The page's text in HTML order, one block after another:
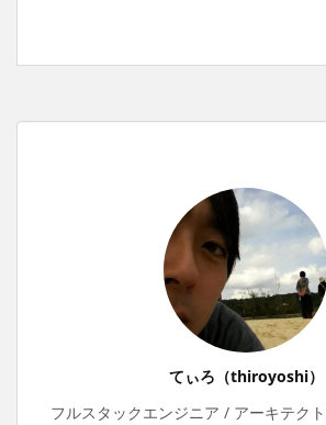
てぃろ（thiroyoshi）
フルスタックエンジニア / アーキテクト